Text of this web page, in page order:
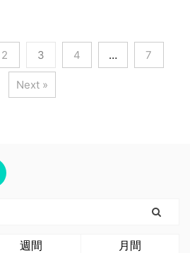
2 3 4 … 7
Next »
週間 月間